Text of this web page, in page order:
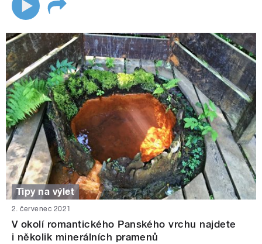
Tipy na výlet
2. červenec 2021
V okolí romantického Panského vrchu najdete
i několik minerálních pramenů